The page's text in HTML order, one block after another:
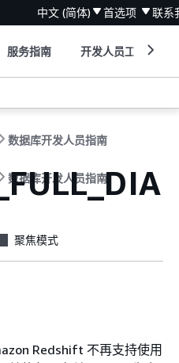
中文 (简体) 首选项 联系
服务指南 开发人员工具
数据库开发人员指南
数据库开发人员指南
聚焦模式
Redshift 不再支持使用